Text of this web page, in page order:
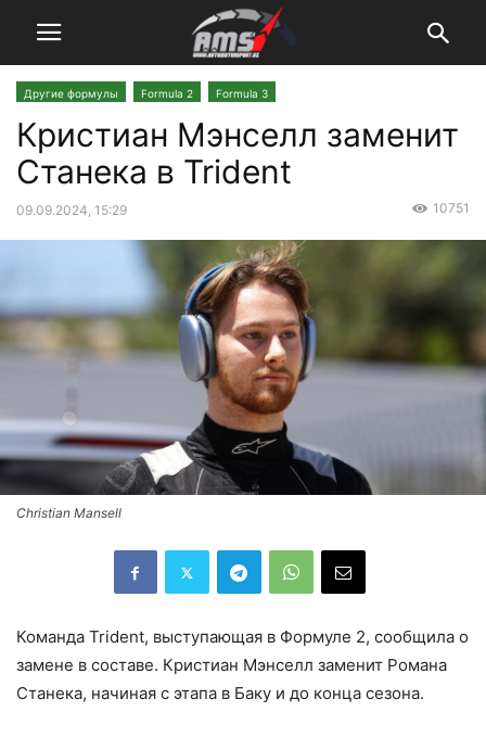
Другие формулы Formula 2 Formula 3
Кристиан Мэнселл заменит
Станека в Trident
09.09.2024, 15:29 10751
Christian Mansell
Команда Trident, выступающая в Формуле 2, сообщила о
замене в составе. Кристиан Мэнселл заменит Романа
Станека, начиная с этапа в Баку и до конца сезона.